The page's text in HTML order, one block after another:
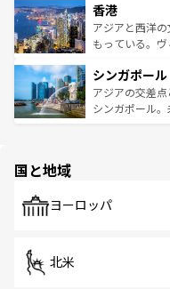
とつ。フォーや
ひ現地で味わ
が旅行者を迎
参照してほしい。
の活気が交差し
帯で自然と触
いビーチでリ
激する。気候は
が待っている
た文化、そし
香港
アジアと西洋
もっている。
み、どこを訪れ
ており、効率
うな絶景から
シンガポール
アジアの交差
シンガポール
で、ホーカーズ
国と地域
ヨーロッパ
北米